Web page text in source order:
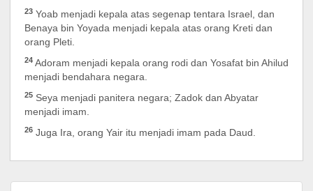
23 Yoab menjadi kepala atas segenap tentara Israel, dan
Benaya bin Yoyada menjadi kepala atas orang Kreti dan
orang Pleti.
24 Adoram menjadi kepala orang rodi dan Yosafat bin Ahilud
menjadi bendahara negara.
25 Seya menjadi panitera negara; Zadok dan Abyatar
menjadi imam.
26 Juga Ira, orang Yair itu menjadi imam pada Daud.